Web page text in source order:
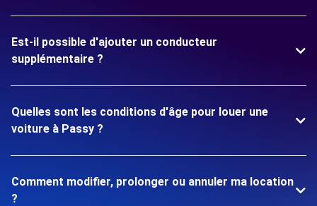
Est-il possible d'ajouter un conducteur
supplémentaire ?
Quelles sont les conditions d'âge pour louer une
voiture à Passy ?
Comment modifier, prolonger ou annuler ma location
?